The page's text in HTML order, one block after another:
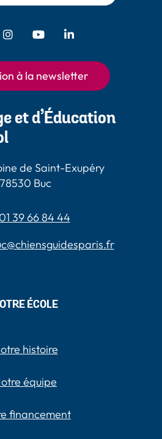
- Chiens Guides Paris
Instagram - Chiens Guides
Youtube - Chiens
Paris
à la newsletter
et d’Éducation
de Saint-Exupéry
78530 Buc
01 39 66 84 44
ÉCOLE
histoire
équipe
financement